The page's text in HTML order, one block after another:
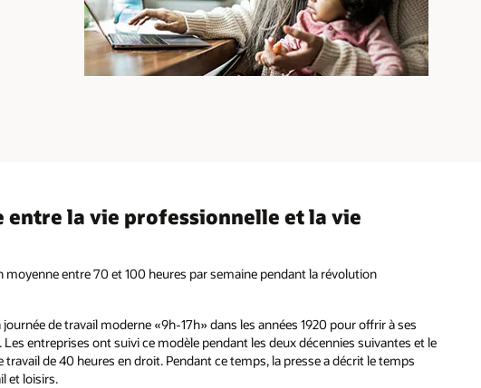
la vie professionnelle et la vie
entre 70 et 100 heures par semaine pendant la révolution
de travail moderne «9h-17h» dans les années 1920 pour offrir à ses
entreprises ont suivi ce modèle pendant les deux décennies suivantes et le
de 40 heures en droit. Pendant ce temps, la presse a décrit le temps
et loisirs.